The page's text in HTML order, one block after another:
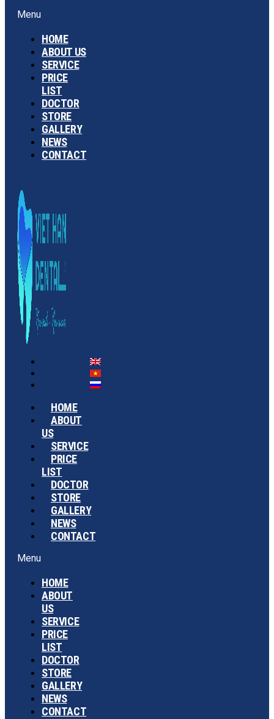
Menu
HOME
ABOUT US
SERVICE
PRICE
LIST
DOCTOR
STORE
GALLERY
NEWS
CONTACT
HOME
ABOUT
US
SERVICE
PRICE
LIST
DOCTOR
STORE
GALLERY
NEWS
CONTACT
Menu
HOME
ABOUT
US
SERVICE
PRICE
LIST
DOCTOR
STORE
GALLERY
NEWS
CONTACT